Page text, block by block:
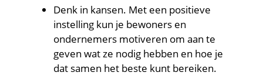
waarin
een
gebied
is
voorbereid
Denk in kansen. Met een positieve
instelling kun je bewoners en
ondernemers motiveren om aan te
geven wat ze nodig hebben en hoe je
dat samen het beste kunt bereiken.